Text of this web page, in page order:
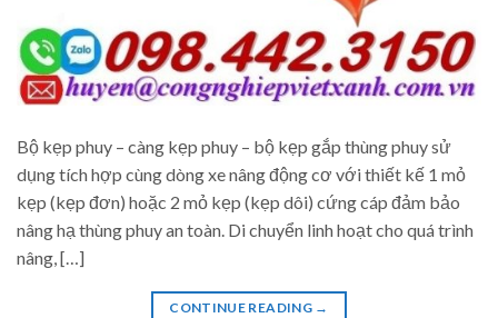
Bộ kẹp phuy – càng kẹp phuy – bộ kẹp gắp thùng phuy sử
dụng tích hợp cùng dòng xe nâng động cơ với thiết kế 1 mỏ
kẹp (kẹp đơn) hoặc 2 mỏ kẹp (kẹp dôi) cứng cáp đảm bảo
nâng hạ thùng phuy an toàn. Di chuyển linh hoạt cho quá trình
nâng, […]
CONTINUE READING →